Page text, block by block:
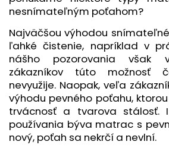
nesnímateľným poťahom?
Najväčšou výhodou
ľahké čistenie, napríklad v
nášho pozorovania však
zákazníkov túto možnosť
nevyužije. Naopak, veľa
výhodu pevného poťahu,
trvácnosť a tvarova stálosť.
používania býva matrac s
nový, poťah sa nekrčí a nevlní.